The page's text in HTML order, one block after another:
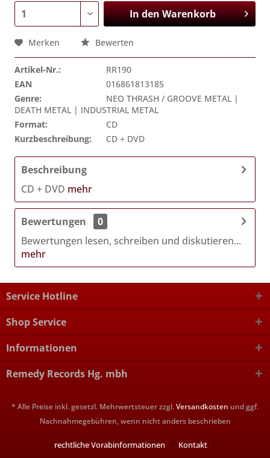
In denWarenkorb
Merken Bewerten
Artikel-Nr.:
RR190
EAN
016861813185
Genre:
NEO THRASH / GROOVE METAL |
DEATH METAL | INDUSTRIAL METAL
Format:
CD
Kurzbeschreibung:
CD + DVD
Beschreibung
CD + DVD mehr
Bewertungen
0
Bewertungen lesen, schreiben und diskutieren...
mehr
Service Hotline
Shop Service
Informationen
Remedy Records Hg. mbh
* Alle Preise inkl. gesetzl. Mehrwertsteuer zzgl.Versandkosten und ggf.
Nachnahmegebühren, wenn nicht anders beschrieben
rechtliche Vorabinformationen Kontakt